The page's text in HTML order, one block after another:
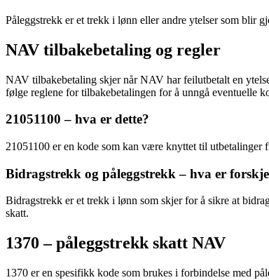
Påleggstrekk er et trekk i lønn eller andre ytelser som blir
NAV tilbakebetaling og regler
NAV tilbakebetaling skjer når NAV har feilutbetalt en
følge reglene for tilbakebetalingen for å unngå eventuelle
21051100 – hva er dette?
21051100 er en kode som kan være knyttet til
Bidragstrekk og påleggstrekk – hva er
Bidragstrekk er et trekk i lønn som skjer for å sikre at
skatt.
1370 – påleggstrekk skatt NAV
1370 er en spesifikk kode som brukes i forbindelse med